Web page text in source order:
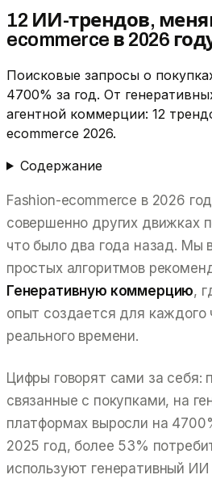
12 ИИ-трендов,
ecommerce в 2026
Поисковые запросы о
4700% за год. От
агентной коммерции: 12
ecommerce 2026.
Содержание
Fashion-ecommerce в 2026
совершенно других движках
что было два года назад. Мы
простых алгоритмов
Генеративную коммерцию,
опыт создается для каждого
реального времени.
Цифры говорят сами за себя:
связанные с покупками, на
платформах выросли на
2025 год, более 53%
используют генеративный